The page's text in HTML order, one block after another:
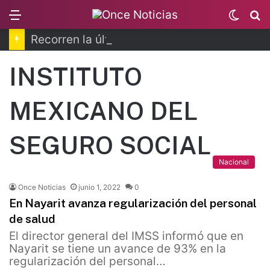
Switch
skin
INSTITUTO
MEXICANO DEL
SEGURO SOCIAL
Nacional
Once Noticias junio 1, 2022 0
En Nayarit avanza regularización del personal
de salud
El director general del IMSS informó que en
Nayarit se tiene un avance de 93% en la
regularización del personal…